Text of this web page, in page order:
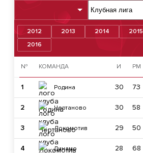
2012 2013 2014
2015
2016
№ КОМАНДА И РМ
1 Родина 30 73
2 Чертаново 30 58
3 Локомотив 29 50
4 Динамо 28 68